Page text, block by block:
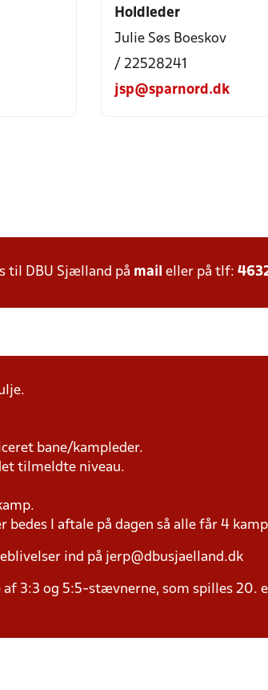
Holdleder
Julie Søs Boeskov
/ 22528241
jsp@sparnord.dk
til DBU Sjælland på mail eller på tlf:
bane/kampleder.
tilmeldte niveau.
I aftale på dagen så alle får 4
ind på jerp@dbusjaelland.dk
3:3 og 5:5-stævnerne, som spilles 20.